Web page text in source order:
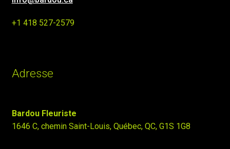
+1 418 527-2579
Adresse
Bardou Fleuriste
1646 C, chemin Saint-Louis, Québec, QC, G1S 1G8